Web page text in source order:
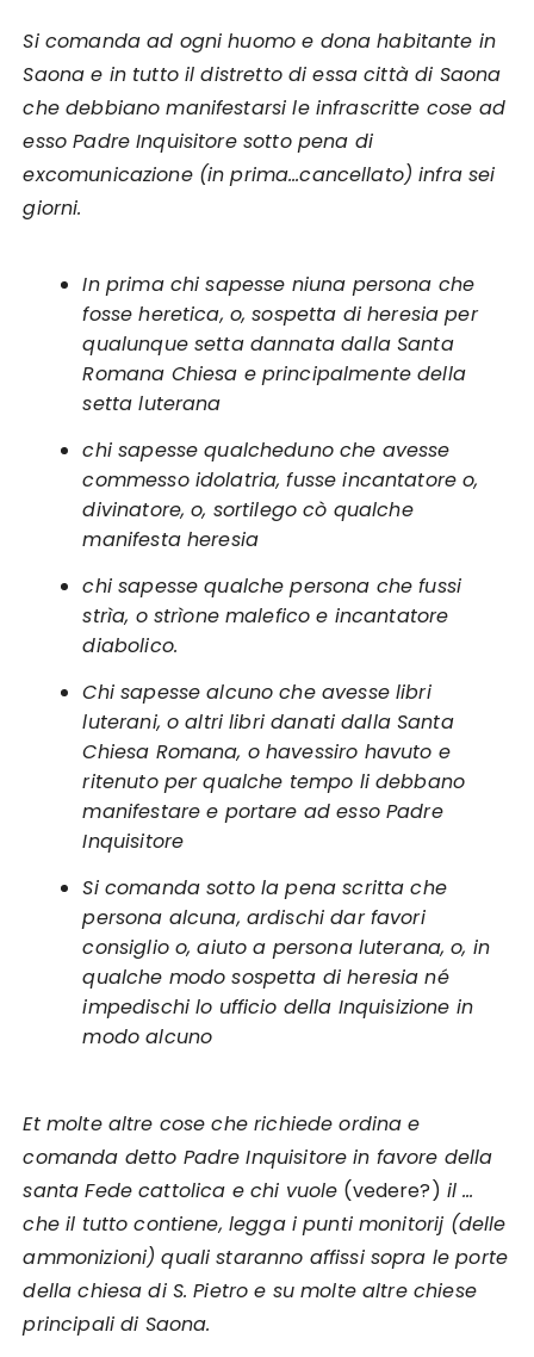
Si comanda ad ogni huomo e dona habitante in
Saona e in tutto il distretto di essa città di Saona
che debbiano manifestarsi le infrascritte cose ad
esso Padre Inquisitore sotto pena di
excomunicazione (in prima…cancellato) infra sei
giorni.
In prima chi sapesse niuna persona che
fosse heretica, o, sospetta di heresia per
qualunque setta dannata dalla Santa
Romana Chiesa e principalmente della
setta luterana
chi sapesse qualcheduno che avesse
commesso idolatria, fusse incantatore o,
divinatore, o, sortilego cò qualche
manifesta heresia
chi sapesse qualche persona che fussi
strìa, o strìone malefico e incantatore
diabolico.
Chi sapesse alcuno che avesse libri
luterani, o altri libri danati dalla Santa
Chiesa Romana, o havessiro havuto e
ritenuto per qualche tempo li debbano
manifestare e portare ad esso Padre
Inquisitore
Si comanda sotto la pena scritta che
persona alcuna, ardischi dar favori
consiglio o, aiuto a persona luterana, o, in
qualche modo sospetta di heresia né
impedischi lo ufficio della Inquisizione in
modo alcuno
Et molte altre cose che richiede ordina e
comanda detto Padre Inquisitore in favore della
santa Fede cattolica e chi vuole (vedere?) il …
che il tutto contiene, legga i punti monitorij (delle
ammonizioni) quali staranno affissi sopra le porte
della chiesa di S. Pietro e su molte altre chiese
principali di Saona.